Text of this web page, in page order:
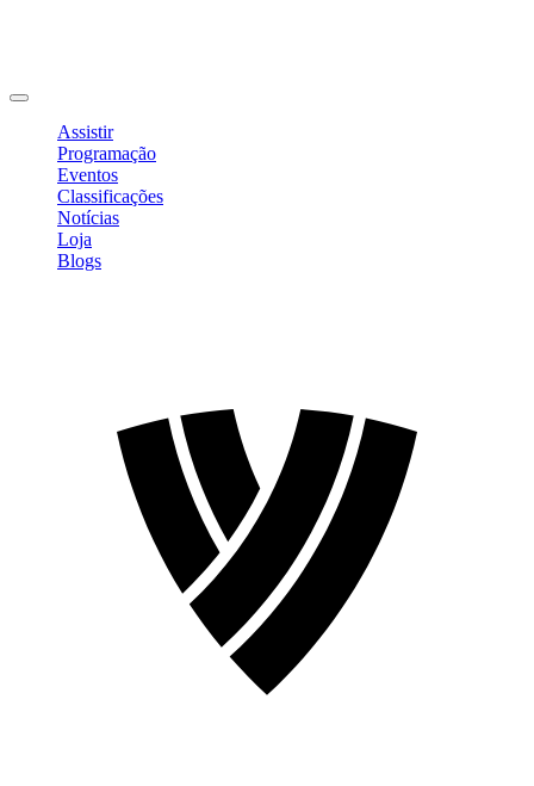
Assistir
Programação
Eventos
Classificações
Notícias
Loja
Blogs